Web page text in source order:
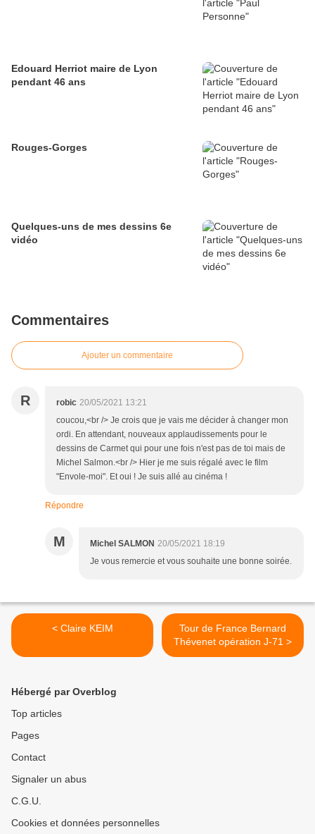
Edouard Herriot maire de Lyon
pendant 46 ans
Rouges-Gorges
Quelques-uns de mes dessins 6e
vidéo
Commentaires
Ajouter un commentaire
R robic 20/05/2021 13:21
coucou,<br /> Je crois que je vais me décider à changer mon
ordi. En attendant, nouveaux applaudissements pour le
dessins de Carmet qui pour une fois n'est pas de toi mais de
Michel Salmon.<br /> Hier je me suis régalé avec le film
"Envole-moi". Et oui ! Je suis allé au cinéma !
Répondre
M Michel SALMON 20/05/2021 18:19
Je vous remercie et vous souhaite une bonne soirée.
< Claire KEIM
Tour de France Bernard
Thévenet opération J-71 >
Hébergé par Overblog
Top articles
Pages
Contact
Signaler un abus
C.G.U.
Cookies et données personnelles